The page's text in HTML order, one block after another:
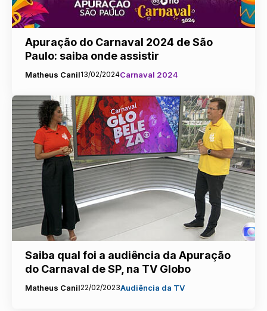
Apuração do Carnaval 2024 de São
Paulo: saiba onde assistir
Matheus Canil13/02/2024Carnaval 2024
Saiba qual foi a audiência da Apuração
do Carnaval de SP, na TV Globo
Matheus Canil22/02/2023Audiência da TV